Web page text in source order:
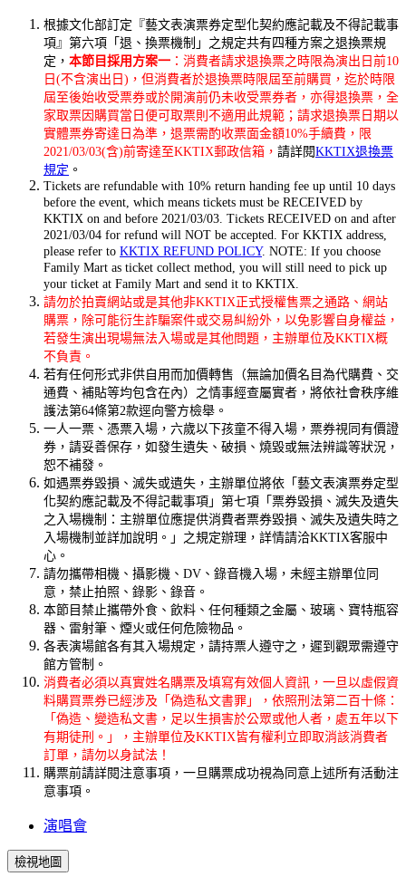
根據文化部訂定『藝文表演票券定型化契約應記載及不得記載事
項』第六項「退、換票機制」之規定共有四種方案之退換票規
定， 本節目採用方案一 ：消費者請求退換票之時限為演出日前10
日(不含演出日)，但消費者於退換票時限屆至前購買，迄於時限
屆至後始收受票券或於開演前仍未收受票券者，亦得退換票，全
家取票因購買當日便可取票則不適用此規範；請求退換票日期以
實體票券寄達日為準，退票需酌收票面金額10%手續費，限
2021/03/03(含)前寄達至KKTIX郵政信箱， 請詳閱KKTIX退換票
規定 。
Tickets are refundable with 10% return handing fee up until 10 days
before the event, which means tickets must be RECEIVED by
KKTIX on and before 2021/03/03. Tickets RECEIVED on and after
2021/03/04 for refund will NOT be accepted. For KKTIX address,
please refer to KKTIX REFUND POLICY. NOTE: If you choose
Family Mart as ticket collect method, you will still need to pick up
your ticket at Family Mart and send it to KKTIX.
請勿於拍賣網站或是其他非KKTIX正式授權售票之通路、網站
購票，除可能衍生詐騙案件或交易糾紛外，以免影響自身權益，
若發生演出現場無法入場或是其他問題，主辦單位及KKTIX概
不負責。
若有任何形式非供自用而加價轉售（無論加價名目為代購費、交
通費、補貼等均包含在內）之情事經查屬實者，將依社會秩序維
護法第64條第2款逕向警方檢舉。
一人一票、憑票入場，六歲以下孩童不得入場，票券視同有價證
券，請妥善保存，如發生遺失、破損、燒毀或無法辨識等狀況，
恕不補發。
如遇票券毀損、滅失或遺失，主辦單位將依「藝文表演票券定型
化契約應記載及不得記載事項」第七項「票券毀損、滅失及遺失
之入場機制：主辦單位應提供消費者票券毀損、滅失及遺失時之
入場機制並詳加說明。」之規定辦理，詳情請洽KKTIX客服中
心。
請勿攜帶相機、攝影機、DV、錄音機入場，未經主辦單位同
意，禁止拍照、錄影、錄音。
本節目禁止攜帶外食、飲料、任何種類之金屬、玻璃、寶特瓶容
器、雷射筆、煙火或任何危險物品。
各表演場館各有其入場規定，請持票人遵守之，遲到觀眾需遵守
館方管制。
消費者必須以真實姓名購票及填寫有效個人資訊，一旦以虛假資
料購買票券已經涉及「偽造私文書罪」，依照刑法第二百十條：
「偽造、變造私文書，足以生損害於公眾或他人者，處五年以下
有期徒刑。」，主辦單位及KKTIX皆有權利立即取消該消費者
訂單，請勿以身試法！
購票前請詳閱注意事項，一旦購票成功視為同意上述所有活動注
意事項。
演唱會
檢視地圖